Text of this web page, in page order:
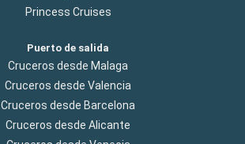
Princess Cruises
Puerto de salida
Cruceros desde Malaga
Cruceros desde Valencia
Cruceros desde Barcelona
Cruceros desde Alicante